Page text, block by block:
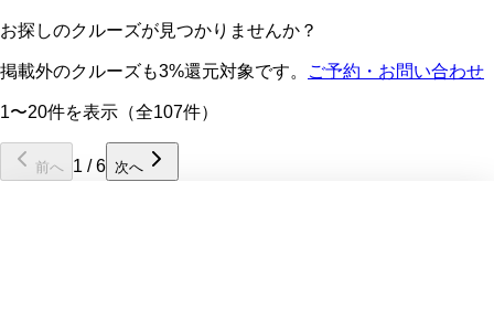
お探しのクルーズが見つかりませんか？
掲載外のクルーズも3%還元対象です。 ご予約・お問い合わせ
1〜20件を表示（全107件）
前へ 1 /6 次へ